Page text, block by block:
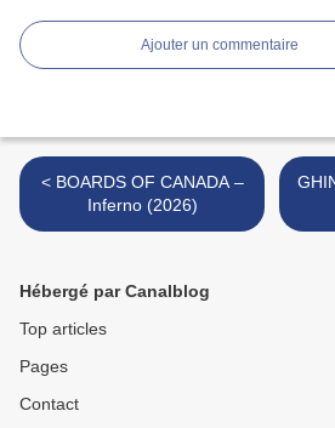
Ajouter un commentaire
< BOARDS OF CANADA –
Inferno (2026)
Hébergé par Canalblog
Top articles
Pages
Contact